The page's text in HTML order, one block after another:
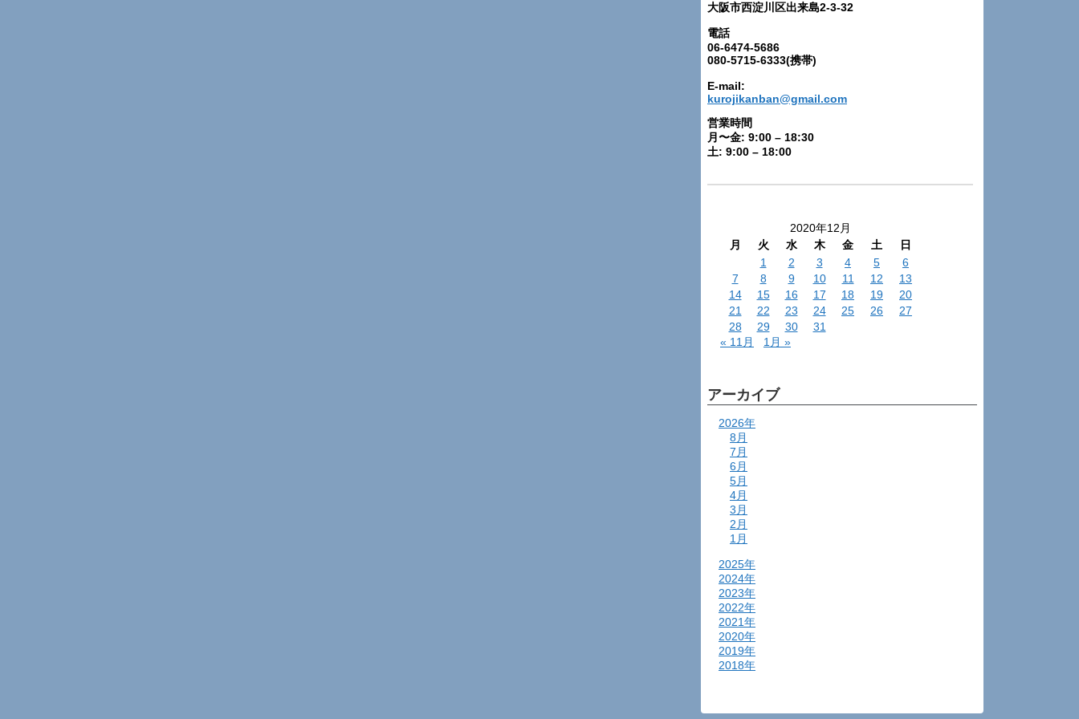
大阪市西淀川区出来島2-3-32
電話
06-6474-5686
080-5715-6333(携帯)
E-mail:
kurojikanban@gmail.com
営業時間
月〜金: 9:00 – 18:30
土: 9:00 – 18:00
2020年12月
月
火 水 木 金 土
日
1
2 3 4 5
6
7
8 9 10 11 12
13
14
15 16 17 18 19
20
21
22 23 24 25 26
27
28
29 30
31
« 11月
1月 »
アーカイブ
2026年
8月
7月
6月
5月
4月
3月
2月
1月
2025年
2024年
2023年
2022年
2021年
2020年
2019年
2018年